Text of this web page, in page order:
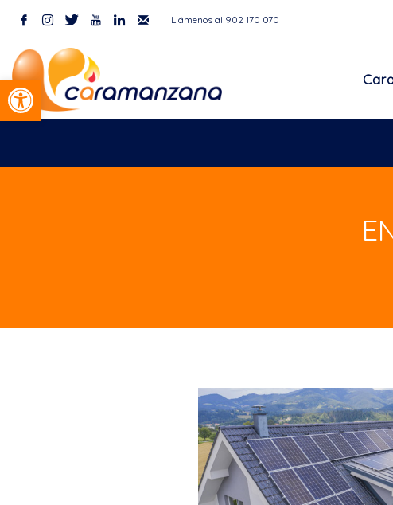
Abrir barra de herramientas
Llámenos al 902 170 070
9 de agosto de 2026